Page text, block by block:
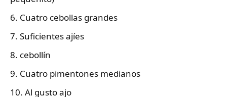
Cuatro cebollas grandes
Suficientes ajíes
cebollín
Cuatro pimentones medianos
Al gusto ajo